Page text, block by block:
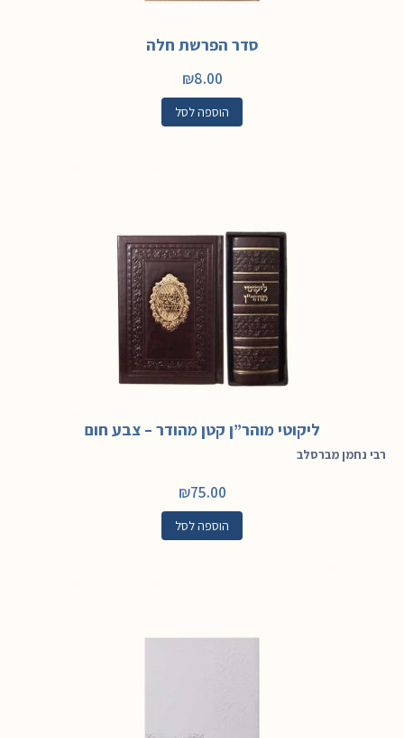
סדר הפרשת חלה
₪8.00
הוספה לסל
ליקוטי מוהר”ן קטן מהודר – צבע חום
רבי נחמן מברסלב
₪75.00
הוספה לסל